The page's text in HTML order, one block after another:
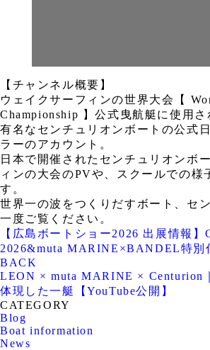
【チャンネル概要】
ウェイクサーフィンの世界大会【
Championship 】公式曳航艇に使用さ
有名なセンチュリオンボートの公式
ラーのアカウント。
日本で開催されたセンチュリオンボ
ィンの大会のPVや、スクールでの様
す。
世界一の波をつくりだすボート、セ
一度ご覧ください。
【広島ボートショー2026 出展情報
2026&muta MARINE×BANDEL特別
BACK
LEON × muta MARINE × Centurion
体現した一艇【YouTube公開】
CATEGORY
Blog
Boat information
News